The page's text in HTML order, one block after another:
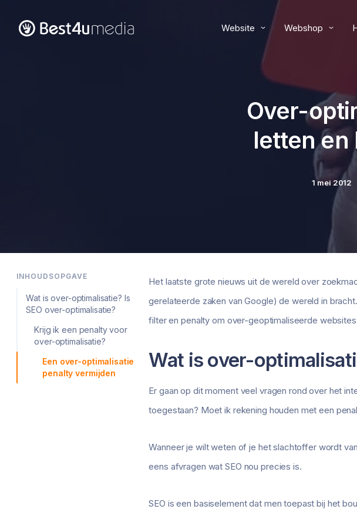
Website Webshop
Over-
letten en
1 mei 2012
INHOUDSOPGAVE
Wat is over-optimalisatie? Is
SEO over-optimalisatie?
Krijg ik een penalty voor
over-optimalisatie?
Een over-optimalisatie
penalty vermijden
Het laatste grote nieuws uit de wereld over
gerelateerde zaken van Google) de wereld in
filter en penalty om over-geoptimaliseerde
Wat is over-
Er gaan op dit moment veel vragen rond over het
toegestaan? Moet ik rekening houden met een
Wanneer je wilt weten of je het slachtoffer wordt
eens afvragen wat SEO nou precies is.
SEO is een basiselement dat men toepast bij het